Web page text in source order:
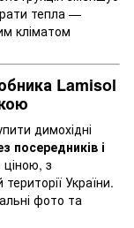
тепла —
кліматом
Lamisol
димохідні
посередників і
ціною, з
України.
фото та